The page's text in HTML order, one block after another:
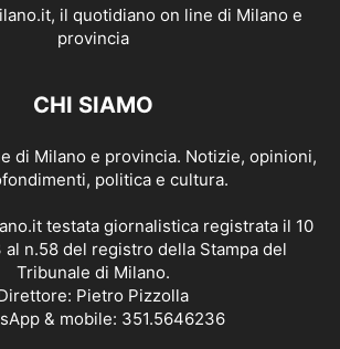
CHI SIAMO
di Milano e provincia. Notizie, opinioni,
politica e cultura.
testata giornalistica registrata il 10
al n.58 del registro della Stampa del
Tribunale di Milano.
Pietro Pizzolla
& mobile: 351.5646236